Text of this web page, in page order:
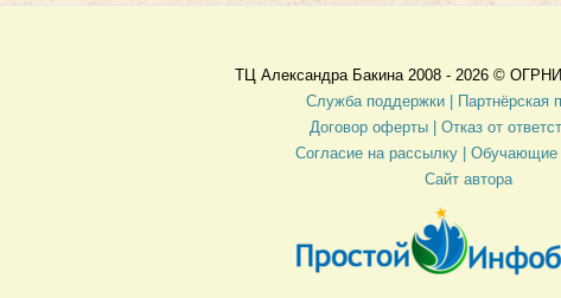
ТЦ Александра Бакина 2008 - 2026 ©
Служба поддержки |
Партнёрская
Договор оферты
| Отказ от
Согласие на рассылку | Обучающие
Сайт автора